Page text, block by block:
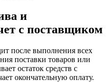
и
с поставщиком
после выполнения всех
поставки товаров или
остаток средств с
окончательную оплату.